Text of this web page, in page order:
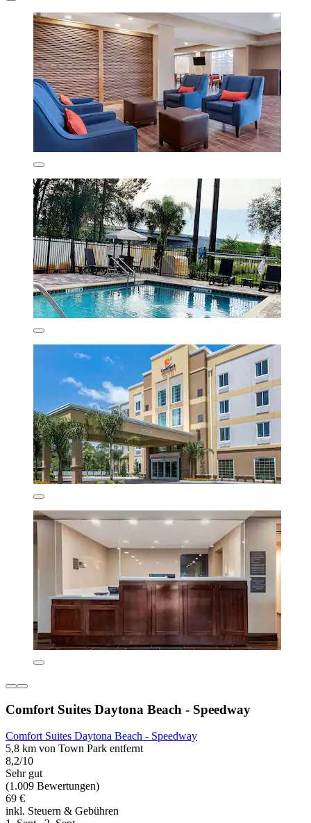
Comfort Suites Daytona Beach - Speedway
Comfort Suites Daytona Beach - Speedway
5,8 km von Town Park entfernt
8,2/10
Sehr gut
(1.009 Bewertungen)
69 €
inkl. Steuern & Gebühren